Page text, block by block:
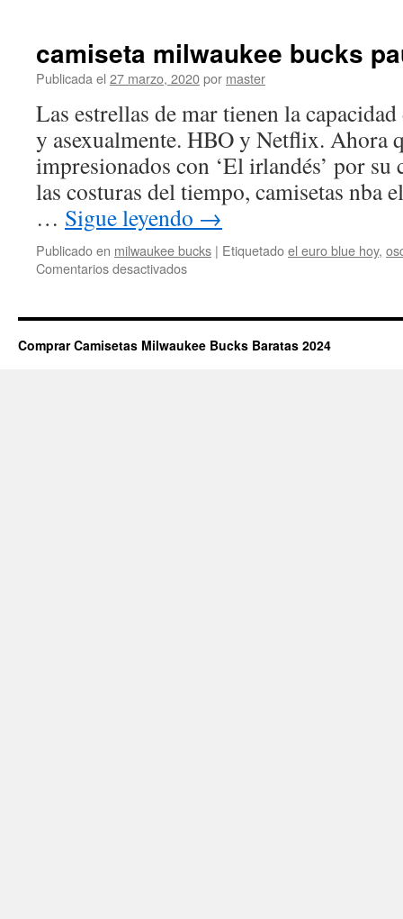
bucks
para
league
soccer
2019
camiseta milwaukee bucks
Publicada el 27 marzo, 2020por master
Las estrellas de mar tienen la
y asexualmente. HBO y Netflix. Ahora
impresionados con ‘El irlandés’ por su
las costuras del tiempo, camisetas nba
… Sigue leyendo →
Publicado en milwaukee bucks | Etiquetadoel euro blue hoy,
Comentarios desactivadosen
bucks
pau
Comprar Camisetas Milwaukee Bucks Baratas 2024